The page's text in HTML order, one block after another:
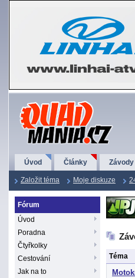
QuadMania.cz
Úvod Články Závody
Založit téma Moje diskuze
Fórum
Úvod
Poradna
Čtyřkolky
Cestování
Jak na to
Téma